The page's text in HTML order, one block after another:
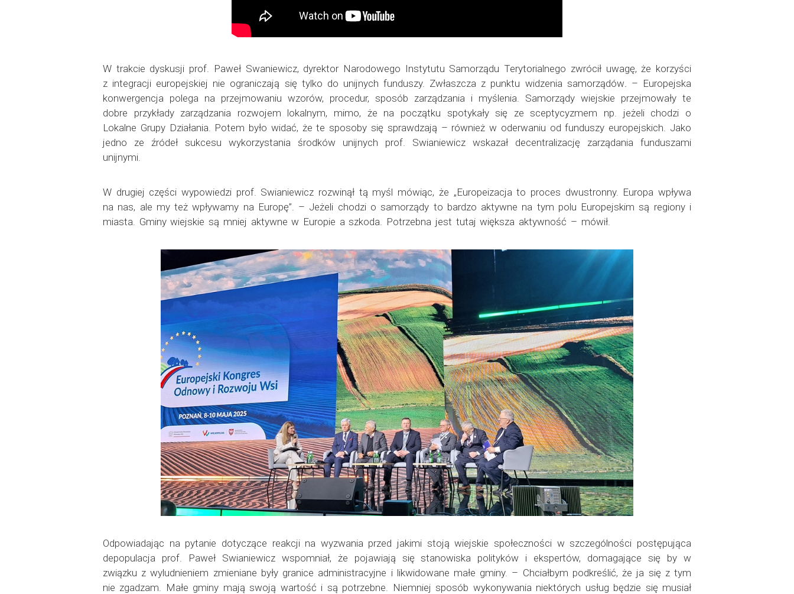
W trakcie dyskusji prof. Paweł Swaniewicz, dyrektor Narodowego Instytutu Samorządu Terytorialnego zwrócił uwagę, że korzyści
z integracji europejskiej nie ograniczają się tylko do unijnych funduszy. Zwłaszcza z punktu widzenia samorządów. – Europejska
konwergencja polega na przejmowaniu wzorów, procedur, sposób zarządzania i myślenia. Samorządy wiejskie przejmowały te
dobre przykłady zarządzania rozwojem lokalnym, mimo, że na początku spotykały się ze sceptycyzmem np. jeżeli chodzi o
Lokalne Grupy Działania. Potem było widać, że te sposoby się sprawdzają – również w oderwaniu od funduszy europejskich. Jako
jedno ze źródeł sukcesu wykorzystania środków unijnych prof. Swianiewicz wskazał decentralizację zarządania funduszami
unijnymi.
W drugiej części wypowiedzi prof. Swianiewicz rozwinął tą myśl mówiąc, że „Europeizacja to proces dwustronny. Europa wpływa
na nas, ale my też wpływamy na Europę”. – Jeżeli chodzi o samorządy to bardzo aktywne na tym polu Europejskim są regiony i
miasta. Gminy wiejskie są mniej aktywne w Europie a szkoda. Potrzebna jest tutaj większa aktywność – mówił.
Odpowiadając na pytanie dotyczące reakcji na wyzwania przed jakimi stoją wiejskie społeczności w szczególności postępująca
depopulacja prof. Paweł Swianiewicz wspomniał, że pojawiają się stanowiska polityków i ekspertów, domagające się by w
związku z wyludnieniem zmieniane były granice administracyjne i likwidowane małe gminy. – Chciałbym podkreślić, że ja się z tym
nie zgadzam. Małe gminy mają swoją wartość i są potrzebne. Niemniej sposób wykonywania niektórych usług będzie się musiał